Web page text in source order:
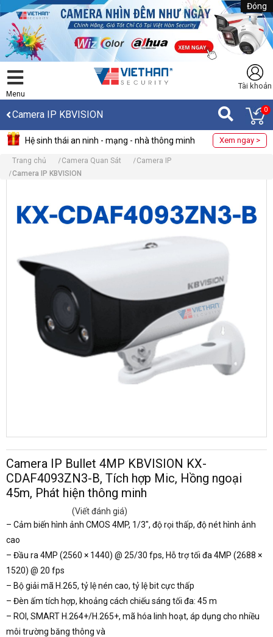
Đóng
Menu
Tài khoản
Camera IP KBVISION 0
Hệ sinh thái an ninh - mạng - nhà thông minh Xem ngay >
Trang chủ Camera Quan Sát
Camera IP
Camera IP KBVISION
Camera IP Bullet 4MP KBVISION KX-
CDAF4093ZN3-B, Tích hợp Mic, Hồng ngoại
45m, Phát hiện thông minh
(Viết đánh giá)
– Cảm biến hình ảnh CMOS 4MP, 1/3", độ rọi thấp, độ nét hình ảnh
cao
– Đầu ra 4MP (2560 × 1440) @ 25/30 fps, Hỗ trợ tối đa 4MP (2688 ×
1520) @ 20 fps
– Bộ giải mã H.265, tỷ lệ nén cao, tỷ lệ bit cực thấp
– Đèn ấm tích hợp, khoảng cách chiếu sáng tối đa: 45 m
– ROI, SMART H.264+/H.265+, mã hóa linh hoạt, áp dụng cho nhiều
môi trường băng thông và